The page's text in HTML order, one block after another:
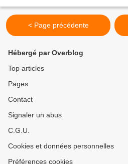
< Page précédente
Hébergé par Overblog
Top articles
Pages
Contact
Signaler un abus
C.G.U.
Cookies et données personnelles
Préférences cookies